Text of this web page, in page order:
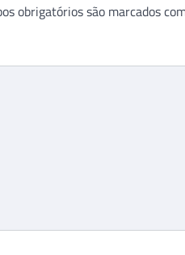
obrigatórios são marcados